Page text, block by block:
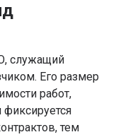
служащий
Его размер
работ,
тем